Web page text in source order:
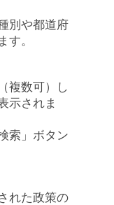
別や都道府
す。
複数可）し
示されま
索」ボタン
れた政策の